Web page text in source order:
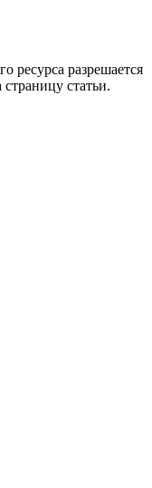
ресурса разрешается
статьи.